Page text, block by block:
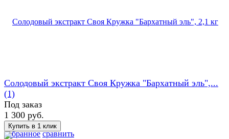
избранное сравнить
Солодовый экстракт Своя Кружка "Бархатный эль",...
(1)
Под заказ
1 300 руб.